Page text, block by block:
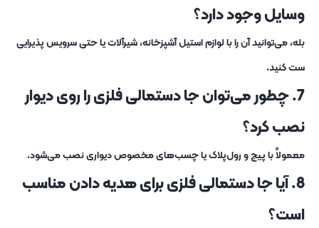
وسایل وجود دارد؟
بله، می‌توانید آن را با لوازم استیل آشپزخانه، شیرآلات یا حتی سرویس پذیرایی
ست کنید.
7. چطور می‌توان جا دستمالی فلزی را روی دیوار
نصب کرد؟
معمولاً با پیچ و رول‌پلاک یا چسب‌های مخصوص دیواری نصب می‌شود.
8. آیا جا دستمالی فلزی برای هدیه دادن مناسب
است؟